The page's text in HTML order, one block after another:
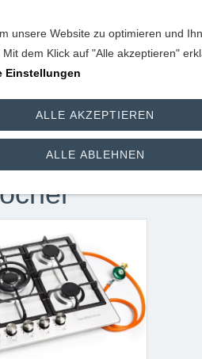
Edelstahl
unsere Website zu optimieren und
dem Klick auf "Alle akzeptieren"
Einstellungen
ALLE AKZEPTIEREN
ALLE ABLEHNEN